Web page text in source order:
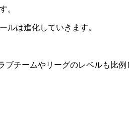
。
は進化していきます。
チームやリーグのレベルも比例